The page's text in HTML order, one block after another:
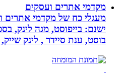
מקדמי אתרים ועסקים
מעגלי כח של מקדמי אתרים
ישנם: בייפוסט, מגה לינק, בסט
בוסט, ענת סיידר , לינק שייק,